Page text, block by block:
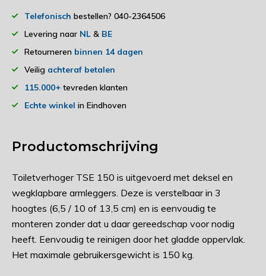
Telefonisch bestellen? 040-2364506
Levering naar NL & BE
Retourneren binnen 14 dagen
Veilig achteraf betalen
115.000+ tevreden klanten
Echte winkel in Eindhoven
Productomschrijving
Toiletverhoger TSE 150 is uitgevoerd met deksel en
wegklapbare armleggers. Deze is verstelbaar in 3
hoogtes (6,5 / 10 of 13,5 cm) en is eenvoudig te
monteren zonder dat u daar gereedschap voor nodig
heeft. Eenvoudig te reinigen door het gladde oppervlak.
Het maximale gebruikersgewicht is 150 kg.